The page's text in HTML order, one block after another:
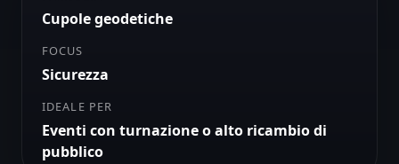
Cupole geodetiche
FOCUS
Sicurezza
IDEALE PER
Eventi con turnazione o alto ricambio di
pubblico